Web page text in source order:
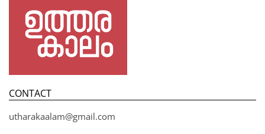
CONTACT
utharakaalam@gmail.com